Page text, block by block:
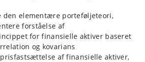
den elementære porteføljeteori,
forståelse af
for finansielle aktiver baseret
og kovarians
af finansielle aktiver,